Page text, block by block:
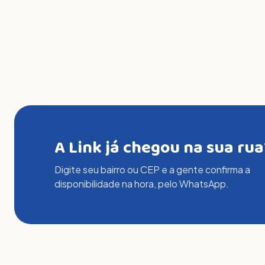
A Link já chegou na sua
Digite seu bairro ou CEP e a gente confirma a
disponibilidade na hora, pelo WhatsApp.